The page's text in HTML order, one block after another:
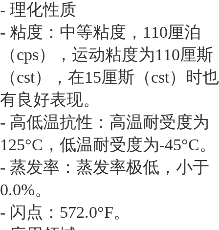
- 理化性质
- 粘度：中等粘度，110厘泊
（cps），运动粘度为110厘斯
（cst），在15厘斯（cst）时也
有良好表现。
- 高低温抗性：高温耐受度为
125°C，低温耐受度为-45°C。
- 蒸发率：蒸发率极低，小于
0.0%。
- 闪点：572.0°F。